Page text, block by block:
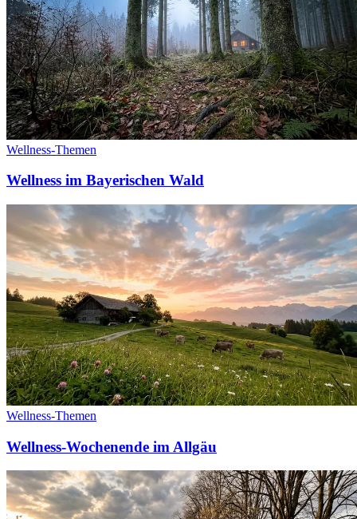
Wellness-Themen
Wellness im Bayerischen Wald
Wellness-Themen
Wellness-Wochenende im Allgäu